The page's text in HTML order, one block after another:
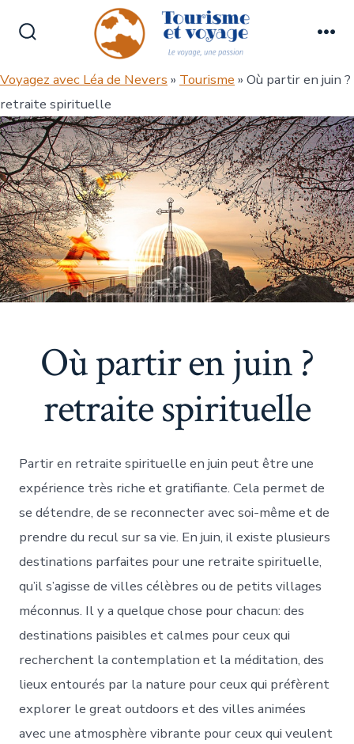
Voyagez avec Léa de Nevers » Tourisme » Où partir en juin ?
retraite spirituelle
Où partir en juin ?
retraite spirituelle
Partir en retraite spirituelle en juin peut être une
expérience très riche et gratifiante. Cela permet de
se détendre, de se reconnecter avec soi-même et de
prendre du recul sur sa vie. En juin, il existe plusieurs
destinations parfaites pour une retraite spirituelle,
qu’il s’agisse de villes célèbres ou de petits villages
méconnus. Il y a quelque chose pour chacun: des
destinations paisibles et calmes pour ceux qui
recherchent la contemplation et la méditation, des
lieux entourés par la nature pour ceux qui préfèrent
explorer le great outdoors et des villes animées
avec une atmosphère vibrante pour ceux qui veulent